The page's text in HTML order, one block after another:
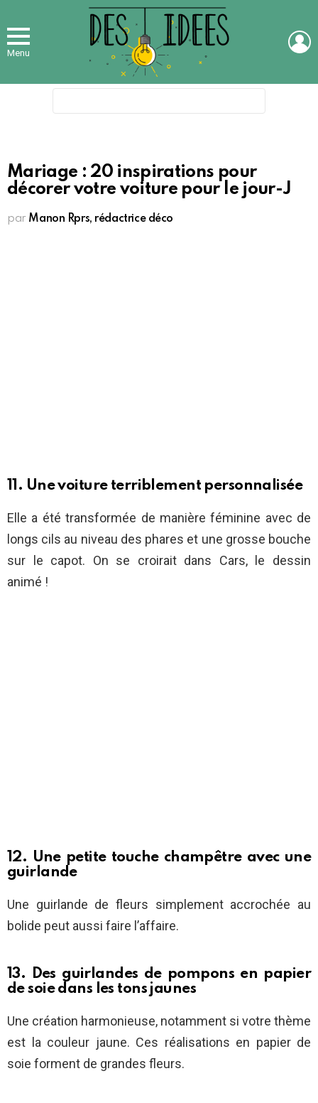
Menu
Mariage : 20 inspirations pour
décorer votre voiture pour le jour-J
par Manon Rprs, rédactrice déco
11. Une voiture terriblement personnalisée
Elle a été transformée de manière féminine avec de
longs cils au niveau des phares et une grosse bouche
sur le capot. On se croirait dans Cars, le dessin
animé !
12. Une petite touche champêtre avec une
guirlande
Une guirlande de fleurs simplement accrochée au
bolide peut aussi faire l’affaire.
13. Des guirlandes de pompons en papier
de soie dans les tons jaunes
Une création harmonieuse, notamment si votre thème
est la couleur jaune. Ces réalisations en papier de
soie forment de grandes fleurs.